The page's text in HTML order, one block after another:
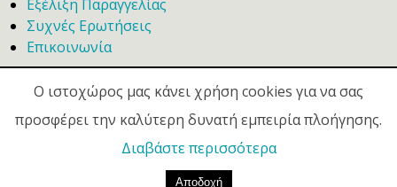
Εξέλιξη Παραγγελίας
Συχνές Ερωτήσεις
Επικοινωνία
Ο ιστοχώρος μας κάνει χρήση cookies για να σας
προσφέρει την καλύτερη δυνατή εμπειρία πλοήγησης.
Διαβάστε περισσότερα